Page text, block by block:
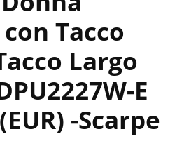
Tacco
Largo
E
-Scarpe